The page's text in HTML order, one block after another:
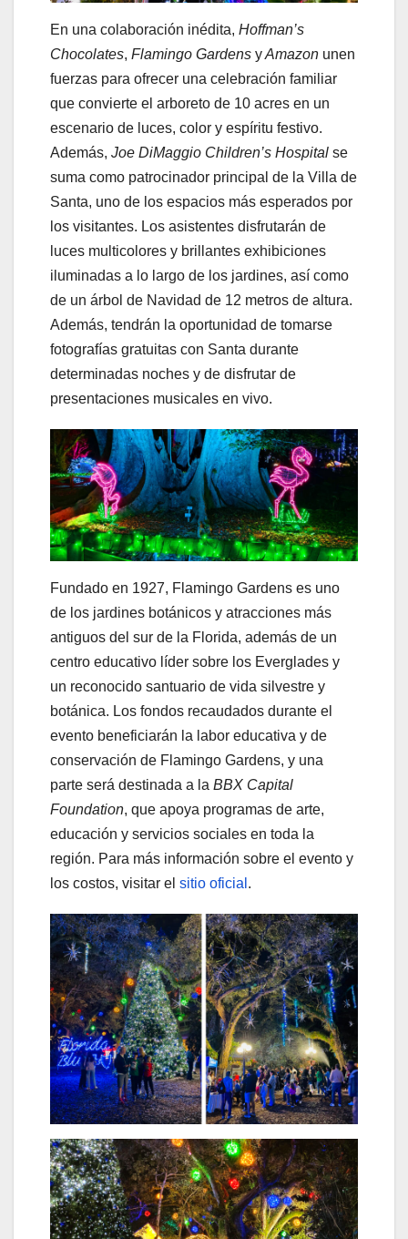
En una colaboración inédita, Hoffman’s
Chocolates, Flamingo Gardens yAmazon unen
fuerzas para ofrecer una celebración familiar
que convierte el arboreto de 10 acres en un
escenario de luces, color y espíritu festivo.
Además, Joe DiMaggio Children’s Hospital se
suma como patrocinador principal de la Villa de
Santa, uno de los espacios más esperados por
los visitantes. Los asistentes disfrutarán de
luces multicolores y brillantes exhibiciones
iluminadas a lo largo de los jardines, así como
de un árbol de Navidad de 12 metros de altura.
Además, tendrán la oportunidad de tomarse
fotografías gratuitas con Santa durante
determinadas noches y de disfrutar de
presentaciones musicales en vivo.
Fundado en 1927, Flamingo Gardens es uno
de los jardines botánicos y atracciones más
antiguos del sur de la Florida, además de un
centro educativo líder sobre los Everglades y
un reconocido santuario de vida silvestre y
botánica. Los fondos recaudados durante el
evento beneficiarán la labor educativa y de
conservación de Flamingo Gardens, y una
parte será destinada a la BBX Capital
Foundation, que apoya programas de arte,
educación y servicios sociales en toda la
región. Para más información sobre el evento y
los costos, visitar el sitio oficial .